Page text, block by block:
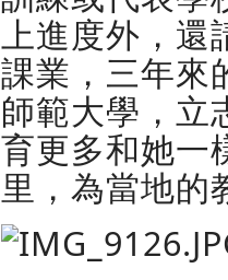
上進度外，還
課業，三年來
師範大學，立
育更多和她一
里，為當地的